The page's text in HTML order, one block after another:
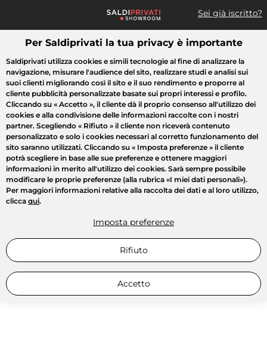
Sei già iscritto?
Cosa cerchi?
Tutte le vendite Moda Casa Bellezza Elettrodomestici
Per Saldiprivati la tua privacy è importante
Saldiprivati utilizza cookies e simili tecnologie al fine di analizzare la
navigazione, misurare l'audience del sito, realizzare studi e analisi sui
suoi clienti migliorando così il sito e il suo rendimento e proporre al
cliente pubblicità personalizzate basate sui propri interessi e profilo.
Cliccando su « Accetto », il cliente dà il proprio consenso all'utilizzo dei
cookies e alla condivisione delle informazioni raccolte con i nostri
partner. Scegliendo « Rifiuto » il cliente non riceverà contenuto
personalizzato e solo i cookies necessari al corretto funzionamento del
sito saranno utilizzati. Cliccando su « Imposta preferenze » il cliente
potrà scegliere in base alle sue preferenze e ottenere maggiori
informazioni in merito all'utilizzo dei cookies. Sarà sempre possibile
modificare le proprie preferenze (alla rubrica «I miei dati personali»).
Per maggiori informazioni relative alla raccolta dei dati e al loro utilizzo,
clicca qui.
Imposta preferenze
Rifiuto
Accetto